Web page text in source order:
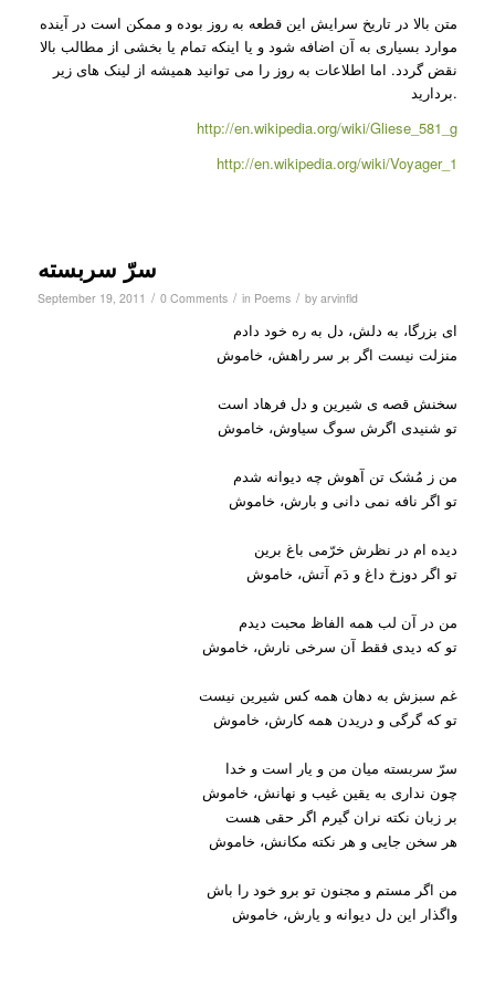
متن بالا در تاریخ سرایش این قطعه به روز بوده و ممکن است در آینده
موارد بسیاری به آن اضافه شود و یا اینکه تمام یا بخشی از مطالب بالا
نقض گردد. اما اطلاعات به روز را می توانید همیشه از لینک های زیر
بردارید.
http://en.wikipedia.org/wiki/Gliese_581_g
http://en.wikipedia.org/wiki/Voyager_1
سرّ سربسته
September 19, 2011 / 0 Comments / in Poems / by arvinfld
ای بزرگا، به دلش، دل به ره خود دادم
منزلت نیست اگر بر سر راهش، خاموش
سخنش قصه ی شیرین و دل فرهاد است
تو شنیدی اگرش سوگ سیاوش، خاموش
من ز مُشک تن آهوش چه دیوانه شدم
تو اگر نافه نمی دانی و بارش، خاموش
دیده ام در نظرش خرّمی باغ برین
تو اگر دوزخ داغ و دَم آتش، خاموش
من در آن لب همه الفاظ محبت دیدم
تو که دیدی فقط آن سرخی نارش، خاموش
غم سبزش به دهان همه کس شیرین نیست
تو که گرگی و دریدن همه کارش، خاموش
سرّ سربسته میان من و یار است و خدا
چون نداری به یقین غیب و نهانش، خاموش
بر زبان نکته نران گیرم اگر حقی هست
هر سخن جایی و هر نکته مکانش، خاموش
من اگر مستم و مجنون تو برو خود را باش
واگذار این دل دیوانه و یارش، خاموش